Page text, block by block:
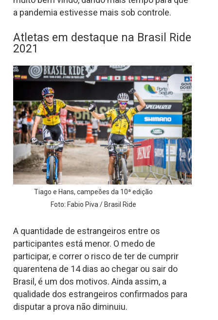
a pandemia estivesse mais sob controle.
Atletas em destaque na Brasil Ride
2021
Tiago e Hans, campeões da 10ª edição
Foto: Fabio Piva / Brasil Ride
A quantidade de estrangeiros entre os
participantes está menor. O medo de
participar, e correr o risco de ter de cumprir
quarentena de 14 dias ao chegar ou sair do
Brasil, é um dos motivos. Ainda assim, a
qualidade dos estrangeiros confirmados para
disputar a prova não diminuiu.